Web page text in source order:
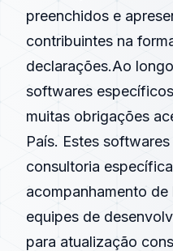
preenchidos e
contribuintes na
declarações.Ao
softwares
muitas obrigações
País. Estes
consultoria
acompanhamento
equipes de
para atualização